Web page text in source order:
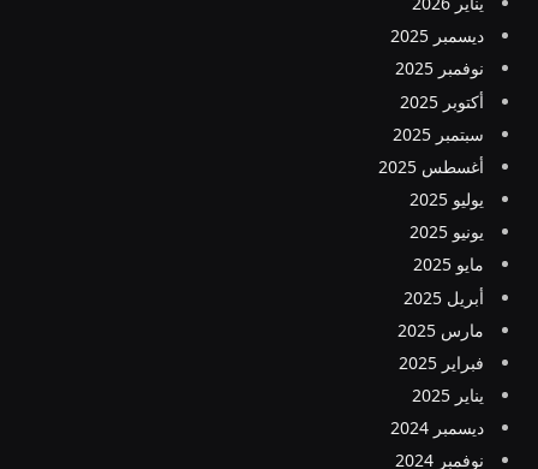
ديسمبر 2025
نوفمبر 2025
أكتوبر 2025
سبتمبر 2025
أغسطس 2025
يوليو 2025
يونيو 2025
مايو 2025
أبريل 2025
مارس 2025
فبراير 2025
يناير 2025
ديسمبر 2024
نوفمبر 2024